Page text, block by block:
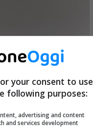
your consent to use
following purposes:
advertising and content
and services development